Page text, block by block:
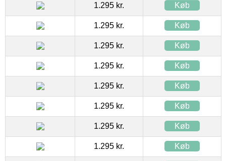
1.295 kr. Køb
1.295 kr. Køb
1.295 kr. Køb
1.295 kr. Køb
1.295 kr. Køb
1.295 kr. Køb
1.295 kr. Køb
1.295 kr. Køb